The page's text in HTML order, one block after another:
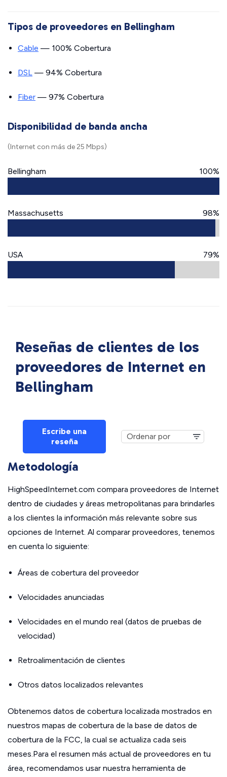
Tipos de proveedores en Bellingham
Cable — 100% Cobertura
DSL — 94% Cobertura
Fiber — 97% Cobertura
Disponibilidad de banda ancha
(Internet con más de 25 Mbps)
Bellingham 100%
Massachusetts 98%
USA 79%
Reseñas de clientes de los
proveedores de Internet en
Bellingham
Escribe una
reseña
Metodología
HighSpeedInternet.com compara proveedores de Internet
dentro de ciudades y áreas metropolitanas para brindarles
a los clientes la información más relevante sobre sus
opciones de Internet. Al comparar proveedores, tenemos
en cuenta lo siguiente:
Áreas de cobertura del proveedor
Velocidades anunciadas
Velocidades en el mundo real (datos de pruebas de
velocidad)
Retroalimentación de clientes
Otros datos localizados relevantes
Obtenemos datos de cobertura localizada mostrados en
nuestros mapas de cobertura de la base de datos de
cobertura de la FCC, la cual se actualiza cada seis
meses.Para el resumen más actual de proveedores en tu
área, recomendamos usar nuestra herramienta de